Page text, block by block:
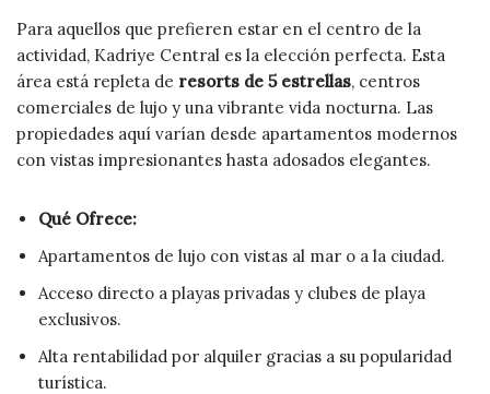
Para aquellos que prefieren estar en el centro de la
actividad, Kadriye Central es la elección perfecta. Esta
área está repleta de resorts de 5 estrellas, centros
comerciales de lujo y una vibrante vida nocturna. Las
propiedades aquí varían desde apartamentos modernos
con vistas impresionantes hasta adosados elegantes.
Qué Ofrece:
Apartamentos de lujo con vistas al mar o a la ciudad.
Acceso directo a playas privadas y clubes de playa
exclusivos.
Alta rentabilidad por alquiler gracias a su popularidad
turística.